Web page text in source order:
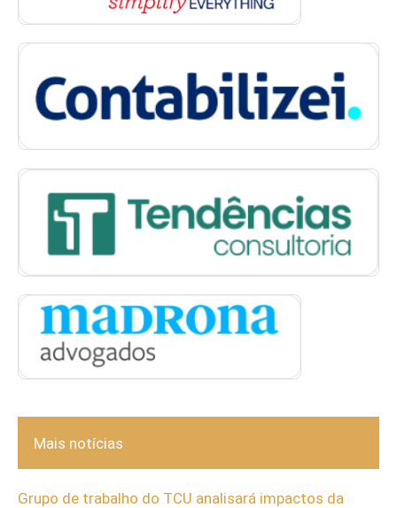
Mais notícias
Grupo de trabalho do TCU analisará impactos da